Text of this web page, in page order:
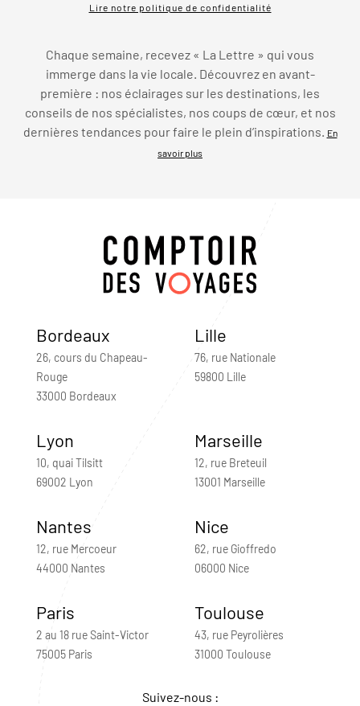
Lire notre politique de confidentialité
Chaque semaine, recevez « La Lettre » qui vous
immerge dans la vie locale. Découvrez en avant-
première : nos éclairages sur les destinations, les
conseils de nos spécialistes, nos coups de cœur, et nos
dernières tendances pour faire le plein d’inspirations.
En
savoir plus
Bordeaux
26, cours du Chapeau-
Rouge
33000 Bordeaux
Lille
76, rue Nationale
59800 Lille
Lyon
10, quai Tilsitt
69002 Lyon
Marseille
12, rue Breteuil
13001 Marseille
Nantes
12, rue Mercoeur
44000 Nantes
Nice
62, rue Gioffredo
06000 Nice
Paris
2 au 18 rue Saint-Victor
75005 Paris
Toulouse
43, rue Peyrolières
31000 Toulouse
Suivez-nous :